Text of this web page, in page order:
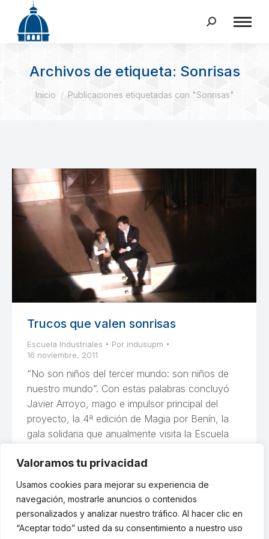
Valoramos tu privacidad
Usamos cookies para mejorar su experiencia de
navegación, mostrarle anuncios o contenidos
personalizados y analizar nuestro tráfico. Al hacer clic en
“Aceptar todo” usted da su consentimiento a nuestro uso
Buscar:
Archivos de etiqueta: Sonrisas
Estás aquí:
Inicio Publicaciones etiquetadas con "Sonrisas"
Trucos que valen sonrisas
Escuela Industriales Por indusupm
16 noviembre, 2011
“No son niños del tercer mundo: son niños de
nuestro mundo”. Con estas palabras concluyó
Javier Arroyo, mago e impulsor principal del
proyecto, la 4ª edición de Magia por Benín, la
gala solidaria que anualmente visita la Escuela
magia y la sorpresa de Madrid en sonrisas
infantiles en…